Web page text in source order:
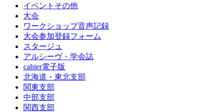
イベントその他
大会
ワークショップ音声記録
大会参加登録フォーム
スタージュ
アルシーヴ・学会誌
cahier電子版
北海道・東北支部
関東支部
中部支部
関西支部